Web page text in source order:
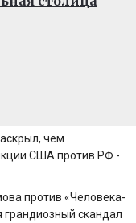
чем
США против РФ -
против «Человека-
грандиозный скандал